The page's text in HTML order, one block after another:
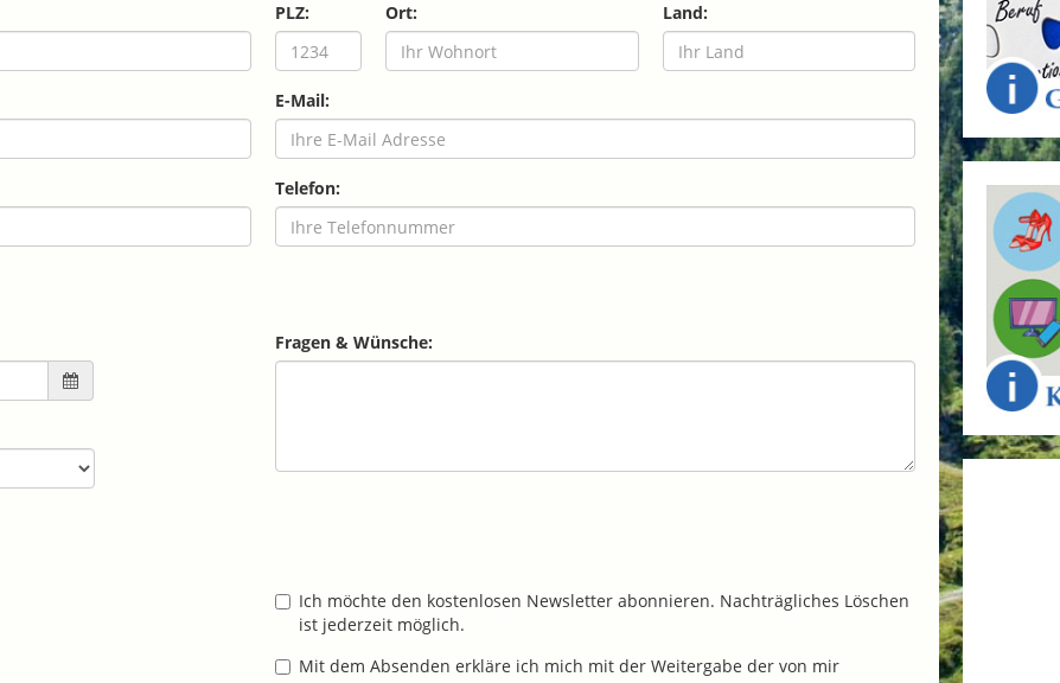
PLZ: Ort: Land:
E-Mail:
Telefon:
Fragen & Wünsche:
Ich möchte den kostenlosen Newsletter abonnieren. Nachträgliches Löschen
ist jederzeit möglich.
Mit dem Absenden erkläre ich mich mit der Weitergabe der von mir